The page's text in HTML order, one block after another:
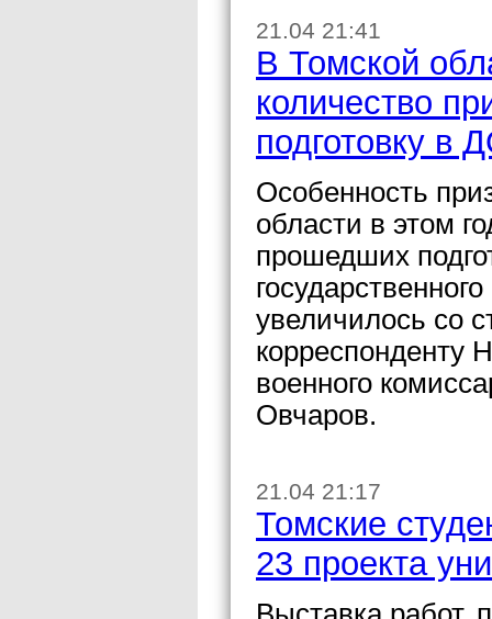
21.04 21:41
В Томской
количество
подготовку в
Особенность
области в этом
прошедших
увеличилось со
корреспонденту
военного
Овчаров.
21.04 21:17
Томские
23 проекта